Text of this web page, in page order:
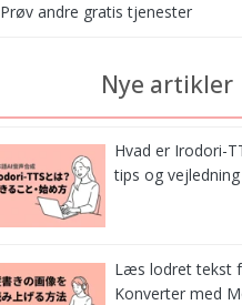
Prøv andre gratis tjenester
Nye artikler
Hvad er Irodori-
tips og
Læs lodret tekst
Konverter med